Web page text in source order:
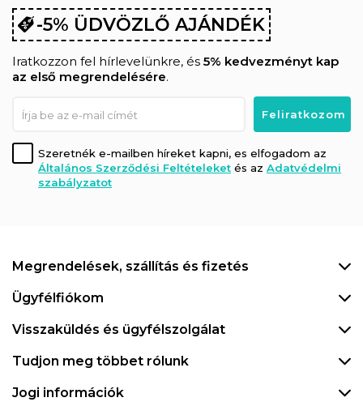
-5% ÜDVÖZLŐ AJÁNDÉK
Iratkozzon fel hírlevelünkre, és 5% kedvezményt kap
az első megrendelésére.
Szeretnék e-mailben híreket kapni, es elfogadom az
Általános Szerződési Feltételeket és az Adatvédelmi
szabályzatot
Megrendelések, szállítás és fizetés
Ügyfélfiókom
Visszaküldés és ügyfélszolgálat
Tudjon meg többet rólunk
Jogi információk